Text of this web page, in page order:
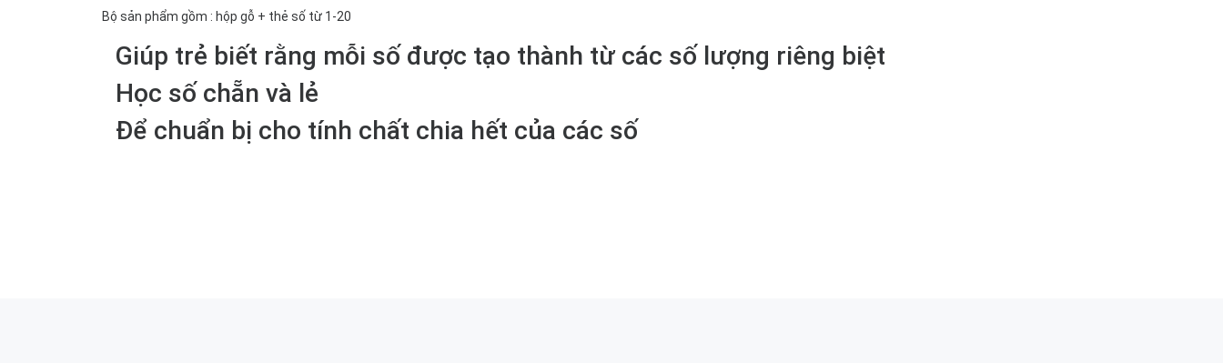
Bộ sản phẩm gồm : hộp gỗ + thẻ số từ 1-20
Giúp trẻ biết rằng mỗi số được tạo thành từ các số lượng riêng biệt
Học số chẵn và lẻ
Để chuẩn bị cho tính chất chia hết của các số